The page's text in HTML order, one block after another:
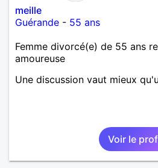
meille
Guérande - 55 ans
Femme divorcé(e) de 55 ans
amoureuse
Une discussion vaut mieux
Voir le